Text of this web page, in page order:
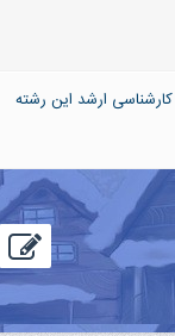
ارشد این رشته